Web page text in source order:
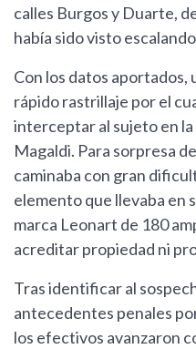
calles Burgos y Duarte,
había sido visto
Con los datos aportados,
rápido rastrillaje por el
interceptar al sujeto en
Magaldi. Para sorpresa
caminaba con gran
elemento que llevaba en
marca Leonart de 180
acreditar propiedad ni
Tras identificar al
antecedentes penales
los efectivos avanzaron